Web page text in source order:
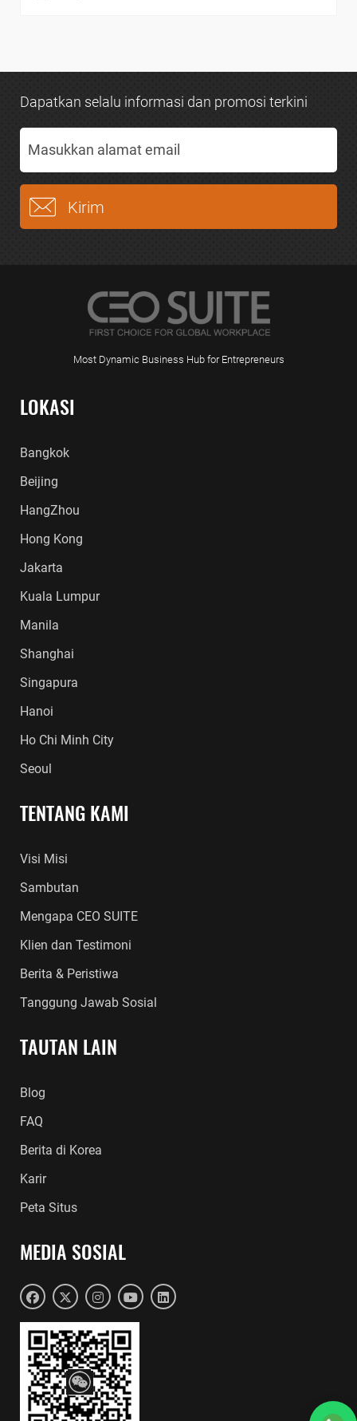
Dapatkan selalu informasi dan promosi terkini
Most Dynamic Business Hub for Entrepreneurs
LOKASI
Bangkok
Beijing
HangZhou
Hong Kong
Jakarta
Kuala Lumpur
Manila
Shanghai
Singapura
Hanoi
Ho Chi Minh City
Seoul
TENTANG KAMI
Visi Misi
Sambutan
Mengapa CEO SUITE
Klien dan Testimoni
Berita & Peristiwa
Tanggung Jawab Sosial
TAUTAN LAIN
Blog
FAQ
Berita di Korea
Karir
Peta Situs
MEDIA SOSIAL